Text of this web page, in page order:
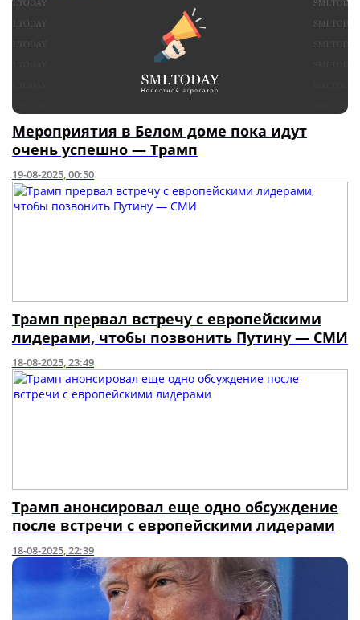
Мероприятия в Белом доме пока идут
очень успешно — Трамп
19-08-2025, 00:50
Трамп прервал встречу с европейскими
лидерами, чтобы позвонить Путину — СМИ
18-08-2025, 23:49
Трамп анонсировал еще одно обсуждение
после встречи с европейскими лидерами
18-08-2025, 22:39